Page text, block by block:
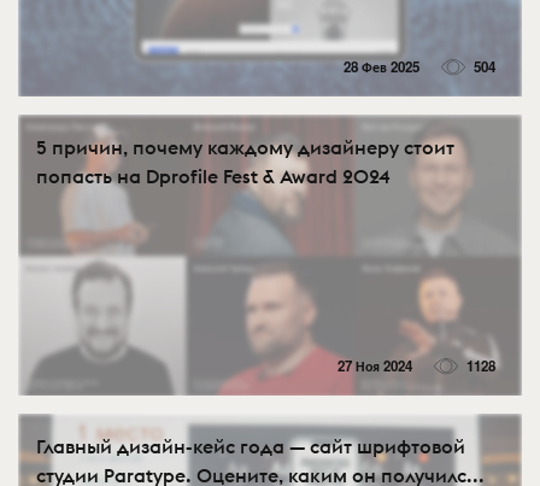
28 Фев 2025 504
5 причин, почему каждому дизайнеру стоит
попасть на Dprofile Fest & Award 2024
27 Ноя 2024 1128
Главный дизайн-кейс года — сайт шрифтовой
студии Paratype. Оцените, каким он получилс...